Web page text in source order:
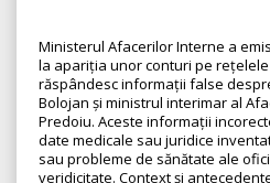
Ministerul Afacerilor Interne a
la apariția unor conturi pe
răspândesc informații false
Bolojan și ministrul interimar al
Predoiu. Aceste informații
date medicale sau juridice
sau probleme de sănătate ale
veridicitate. Context și